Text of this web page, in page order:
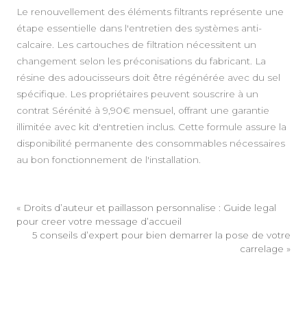
Le renouvellement des éléments filtrants représente une
étape essentielle dans l'entretien des systèmes anti-
calcaire. Les cartouches de filtration nécessitent un
changement selon les préconisations du fabricant. La
résine des adoucisseurs doit être régénérée avec du sel
spécifique. Les propriétaires peuvent souscrire à un
contrat Sérénité à 9,90€ mensuel, offrant une garantie
illimitée avec kit d'entretien inclus. Cette formule assure la
disponibilité permanente des consommables nécessaires
au bon fonctionnement de l'installation.
« Droits d’auteur et paillasson personnalise : Guide legal
pour creer votre message d’accueil
5 conseils d’expert pour bien demarrer la pose de votre
carrelage »